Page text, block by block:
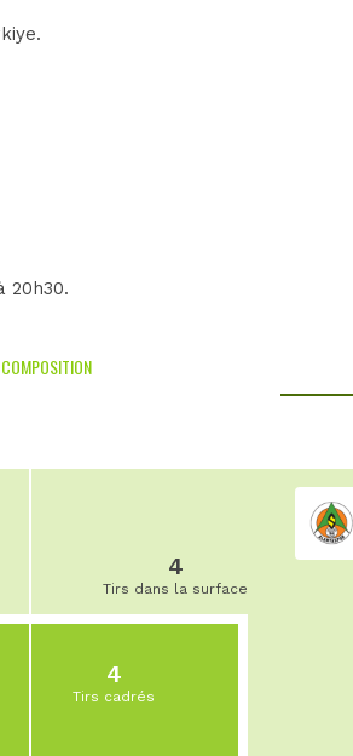
.
20h30.
COMPOSITION
4
Tirs dans la surface
4
Tirs cadrés